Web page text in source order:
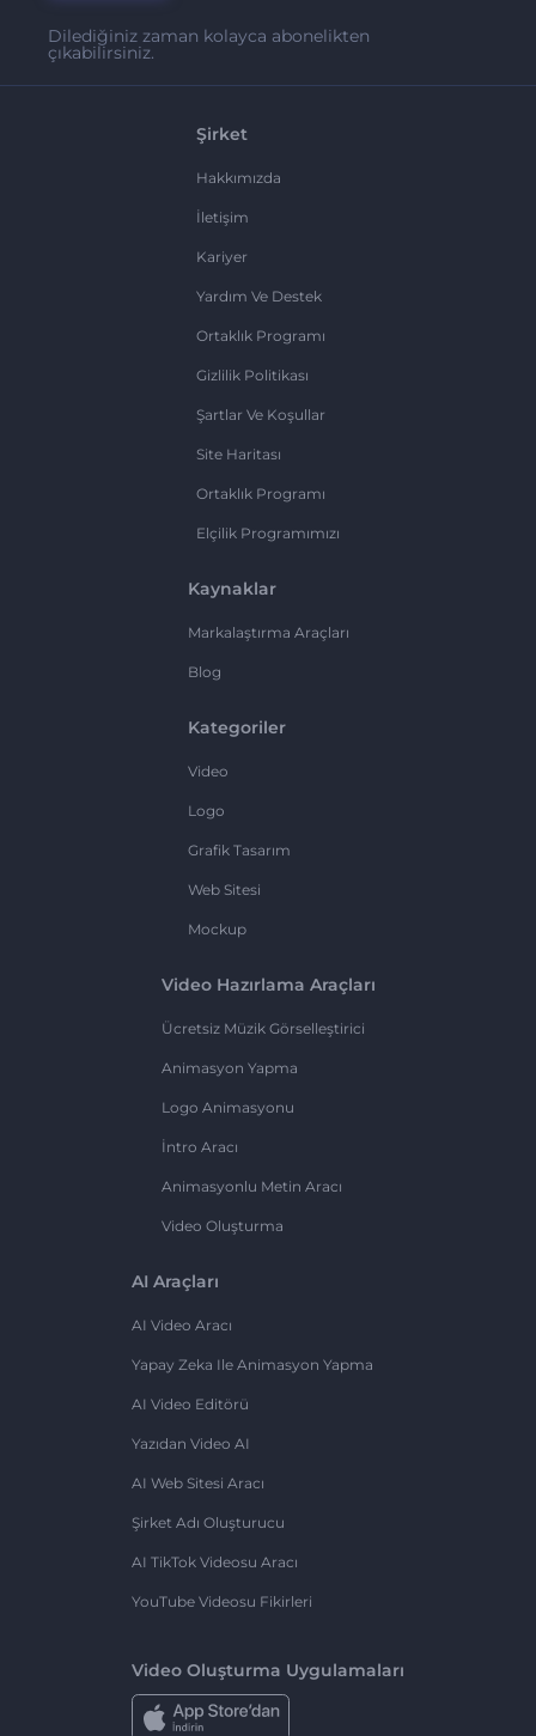
Dilediğiniz zaman kolayca abonelikten
çıkabilirsiniz.
Şirket
Hakkımızda
İletişim
Kariyer
Yardım Ve Destek
Ortaklık Programı
Gizlilik Politikası
Şartlar Ve Koşullar
Site Haritası
Ortaklık Programı
Elçilik Programımızı
Kaynaklar
Markalaştırma Araçları
Blog
Kategoriler
Video
Logo
Grafik Tasarım
Web Sitesi
Mockup
Video Hazırlama Araçları
Ücretsiz Müzik Görselleştirici
Animasyon Yapma
Logo Animasyonu
İntro Aracı
Animasyonlu Metin Aracı
Video Oluşturma
AI Araçları
AI Video Aracı
Yapay Zeka Ile Animasyon Yapma
AI Video Editörü
Yazıdan Video AI
AI Web Sitesi Aracı
Şirket Adı Oluşturucu
AI TikTok Videosu Aracı
YouTube Videosu Fikirleri
Video Oluşturma Uygulamaları